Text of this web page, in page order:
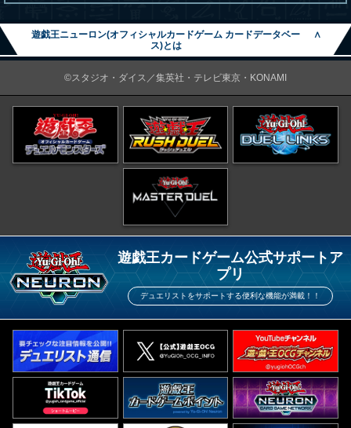
遊戯王ニューロン(オフィシャルカードゲーム カードデータベー
ス)とは
∧
©スタジオ・ダイス／集英社・テレビ東京・KONAMI
遊戯王カードゲーム公式サポートア
プリ
デュエリストをサポートする便利な機能が満載！！